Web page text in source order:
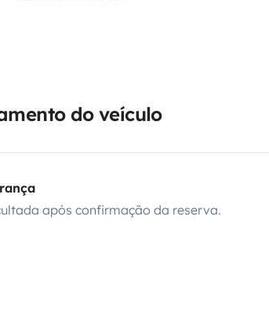
do veículo
após confirmação da reserva.